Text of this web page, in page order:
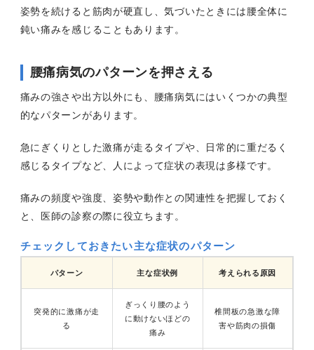
姿勢を続けると筋肉が硬直し、気づいたときには腰全体に
鈍い痛みを感じることもあります。
腰痛病気のパターンを押さえる
痛みの強さや出方以外にも、腰痛病気にはいくつかの典型
的なパターンがあります。
急にぎくりとした激痛が走るタイプや、日常的に重だるく
感じるタイプなど、人によって症状の表現は多様です。
痛みの頻度や強度、姿勢や動作との関連性を把握しておく
と、医師の診察の際に役立ちます。
チェックしておきたい主な症状のパターン
パターン 主な症状例 考えられる原因
突発的に激痛が走
る
ぎっくり腰のよう
に動けないほどの
痛み
椎間板の急激な障
害や筋肉の損傷